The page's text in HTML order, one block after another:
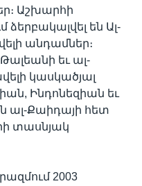
Աշխարհի
ձերբակալվել են Ալ-
անդամներ։
եւ ալ-
կասկածյալ
Ինդոնեզիան եւ
ալ-Քաիդայի հետ
տասնյակ
2003